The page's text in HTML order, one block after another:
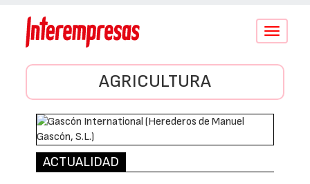
Conmutar
AGRICULTURA
ACTUALIDAD